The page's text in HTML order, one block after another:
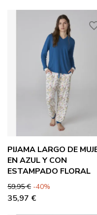
PIJAMA LARGO DE
EN AZUL Y CON
ESTAMPADO FLORAL
Precio base
59,95 € Precio
-40%
35,97 €